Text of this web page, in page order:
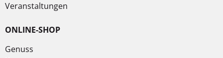
Veranstaltungen
ONLINE-SHOP
Genuss